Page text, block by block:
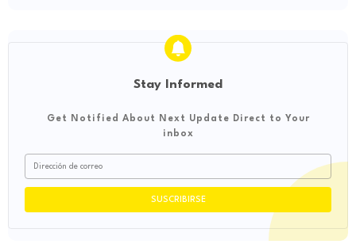
Stay Informed
Get Notified About Next Update Direct to Your
inbox